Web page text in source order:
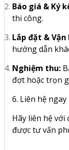
Báo giá & Ký
thi công.
Lắp đặt & Vận
hướng dẫn
Nghiệm thu:
đợt hoặc trọn
6. Liên hệ
Hãy liên hệ với
được tư vấn